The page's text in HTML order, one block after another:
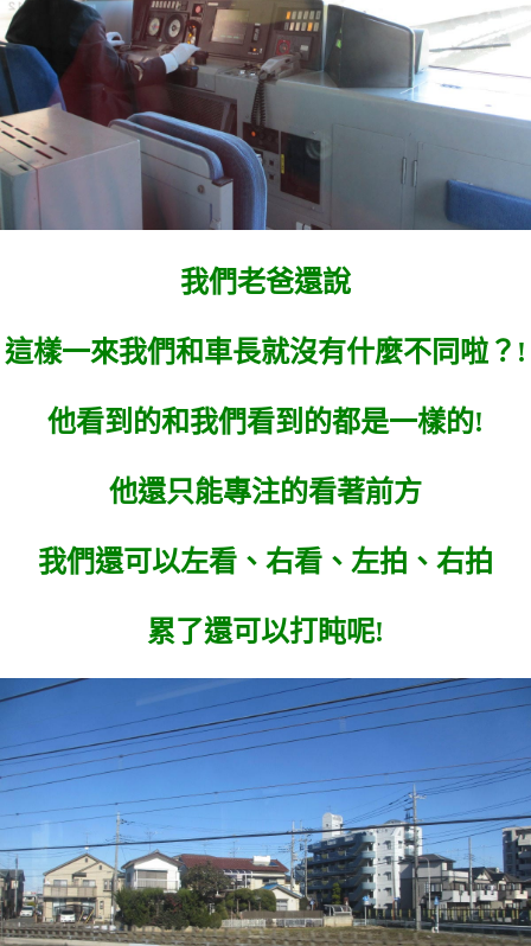
我們老爸還說
這樣一來我們和車長就沒有什麼不同啦？!
他看到的和我們看到的都是一樣的!
他還只能專注的看著前方
我們還可以左看、右看、左拍、右拍
累了還可以打盹呢!